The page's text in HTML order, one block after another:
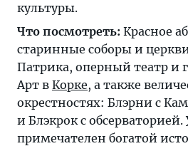
культуры.
Что посмотреть: Красное
старинные соборы и
Патрика, оперный театр и
Арт в Корке, а также
окрестностях: Блэрни с
и Блэкрок с обсерваторией.
примечателен богатой